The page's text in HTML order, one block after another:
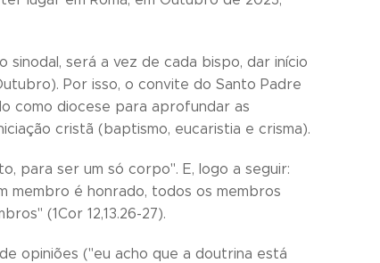
sinodal, será a vez de cada bispo, dar início
Por isso, o convite do Santo Padre
como diocese para aprofundar as
cristã (baptismo, eucaristia e crisma).
para ser um só corpo". E, logo a seguir:
membro é honrado, todos os membros
(1Cor 12,13.26-27).
opiniões ("eu acho que a doutrina está